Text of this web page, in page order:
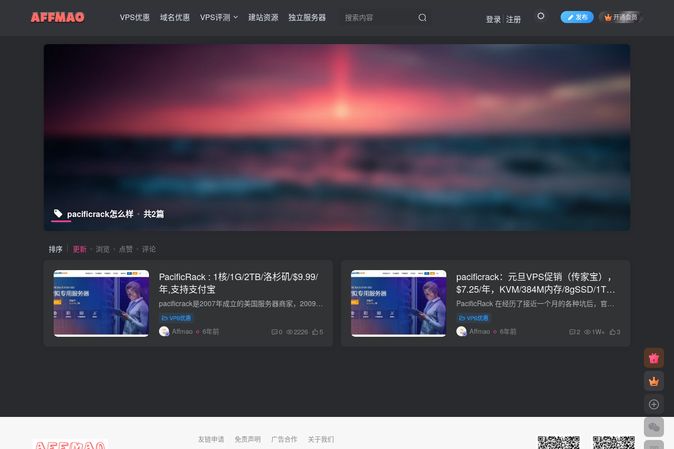
VPS优惠 域名优惠 VPS评测 建站资源 独立服务器 发布 开通会员
登录 注册
pacificrack怎么样 共2篇
排序 更新 浏览 点赞 评论
PacificRack : 1核/1G/2TB/洛杉矶/$9.99/
年,支持支付宝
pacificrack是2007年成立的美国服务器商家，2009年被quadranet（你只要知道是大商家就OK了）收购，今年重新发力，把PacificRack从QuadraNet分离出来, 成立了独立的品牌，不到100元就可以买一年...
VPS优惠
Affmao 6年前 0 2226 5
pacificrack：元旦VPS促销（传家宝），
$7.25/年，KVM/384M内存/8gSSD/1T流
量，洛杉矶QN机房
PacificRack 在经历了接近一个月的各种坑后，官方说已经修复了。从目前的表现来看，也应该是修复了，虽然丢包方面不可避免，有的地区丢包较高，晚上网络不佳，电信大多数时候勉强可以用，联通...
VPS优惠
Affmao 6年前 2 1W+ 3
友链申请 免责声明 广告合作 关于我们